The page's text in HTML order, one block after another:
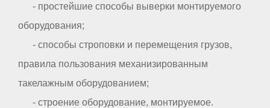
- простейшие способы выверки монтируемого
оборудования;
- способы строповки и перемещения грузов,
правила пользования механизированным
такелажным оборудованием;
- строение оборудование, монтируемое.